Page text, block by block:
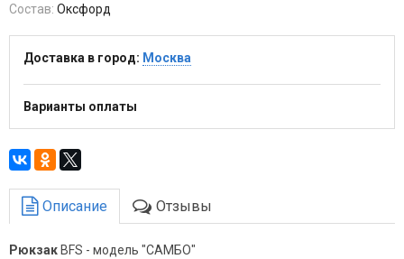
Состав: Оксфорд
Доставка в город: Москва
Варианты оплаты
Описание Отзывы
Рюкзак BFS - модель "САМБО"